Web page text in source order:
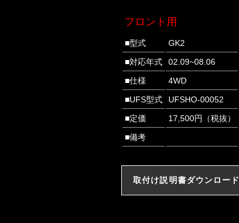
フロント用
■型式
GK2
■対応年式
02.09~08.06
■仕様
4WD
■UFS型式
UFSHO-00052
■定価
17,500円（税抜）
■備考
取付け説明書ダウンロード